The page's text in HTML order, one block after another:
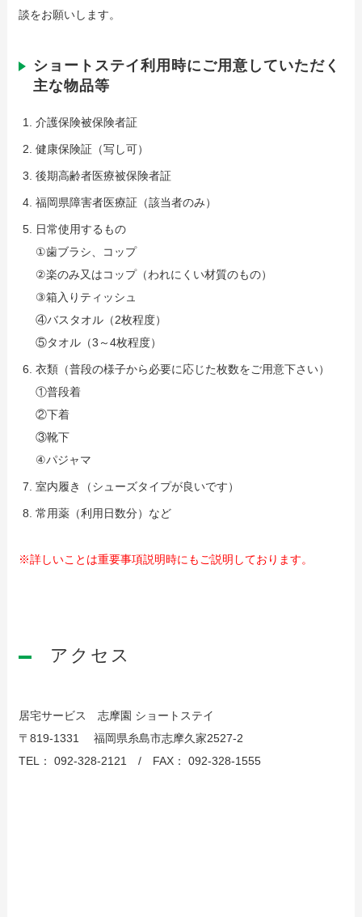
談をお願いします。
ショートステイ利用時にご用意していただく
主な物品等
介護保険被保険者証
健康保険証（写し可）
後期高齢者医療被保険者証
福岡県障害者医療証（該当者のみ）
日常使用するもの
①歯ブラシ、コップ
②楽のみ又はコップ（われにくい材質のもの）
③箱入りティッシュ
④バスタオル（2枚程度）
⑤タオル（3～4枚程度）
衣類（普段の様子から必要に応じた枚数をご用意下さい）
①普段着
②下着
③靴下
④パジャマ
室内履き（シューズタイプが良いです）
常用薬（利用日数分）など
※詳しいことは重要事項説明時にもご説明しております。
アクセス
居宅サービス 志摩園 ショートステイ
〒819-1331 福岡県糸島市志摩久家2527-2
TEL： 092-328-2121 / FAX： 092-328-1555